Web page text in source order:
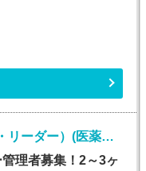
コールセンター管理・運営（SV・リーダー）(医薬品通販受注業務)
理者募集！2～3ヶ